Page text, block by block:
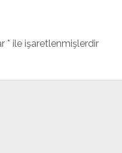
* ile işaretlenmişlerdir